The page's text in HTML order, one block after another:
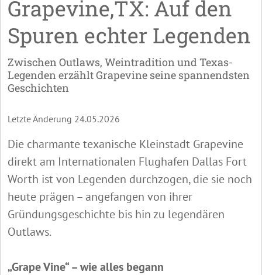
Grapevine,TX: Auf den
Spuren echter Legenden
Zwischen Outlaws, Weintradition und Texas-
Legenden erzählt Grapevine seine spannendsten
Geschichten
Letzte Änderung 24.05.2026
Die charmante texanische Kleinstadt Grapevine
direkt am Internationalen Flughafen Dallas Fort
Worth ist von Legenden durchzogen, die sie noch
heute prägen – angefangen von ihrer
Gründungsgeschichte bis hin zu legendären
Outlaws.
„Grape Vine“ – wie alles begann